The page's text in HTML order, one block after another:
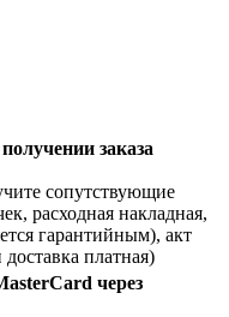
заказа
сопутствующие
расходная накладная,
гарантийным), акт
платная)
через